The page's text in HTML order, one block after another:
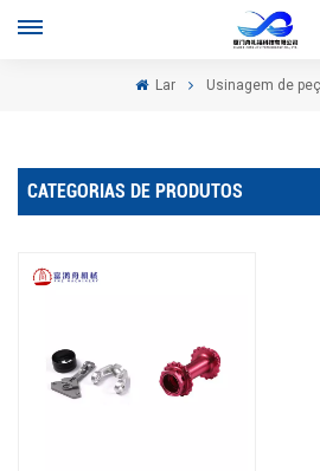
Lar Usinagem de
CATEGORIAS DE PRODUTOS